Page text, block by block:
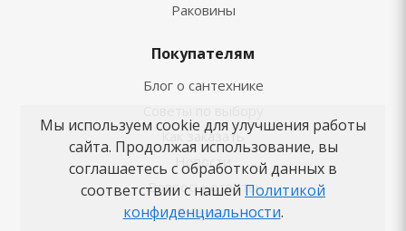
Раковины
Покупателям
Блог о сантехнике
Как заказать
Новости
Вопросы-ответы
Бренды
Мы используем cookie для улучшения работы
сайта. Продолжая использование, вы
соглашаетесь с обработкой данных в
соответствии с нашей Политикой
конфиденциальности.